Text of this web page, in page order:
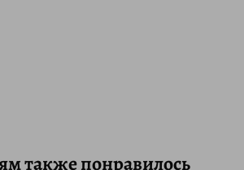
также понравилось